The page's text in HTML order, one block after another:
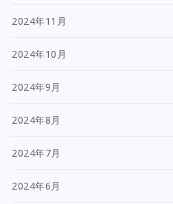
2024年11月
2024年10月
2024年9月
2024年8月
2024年7月
2024年6月